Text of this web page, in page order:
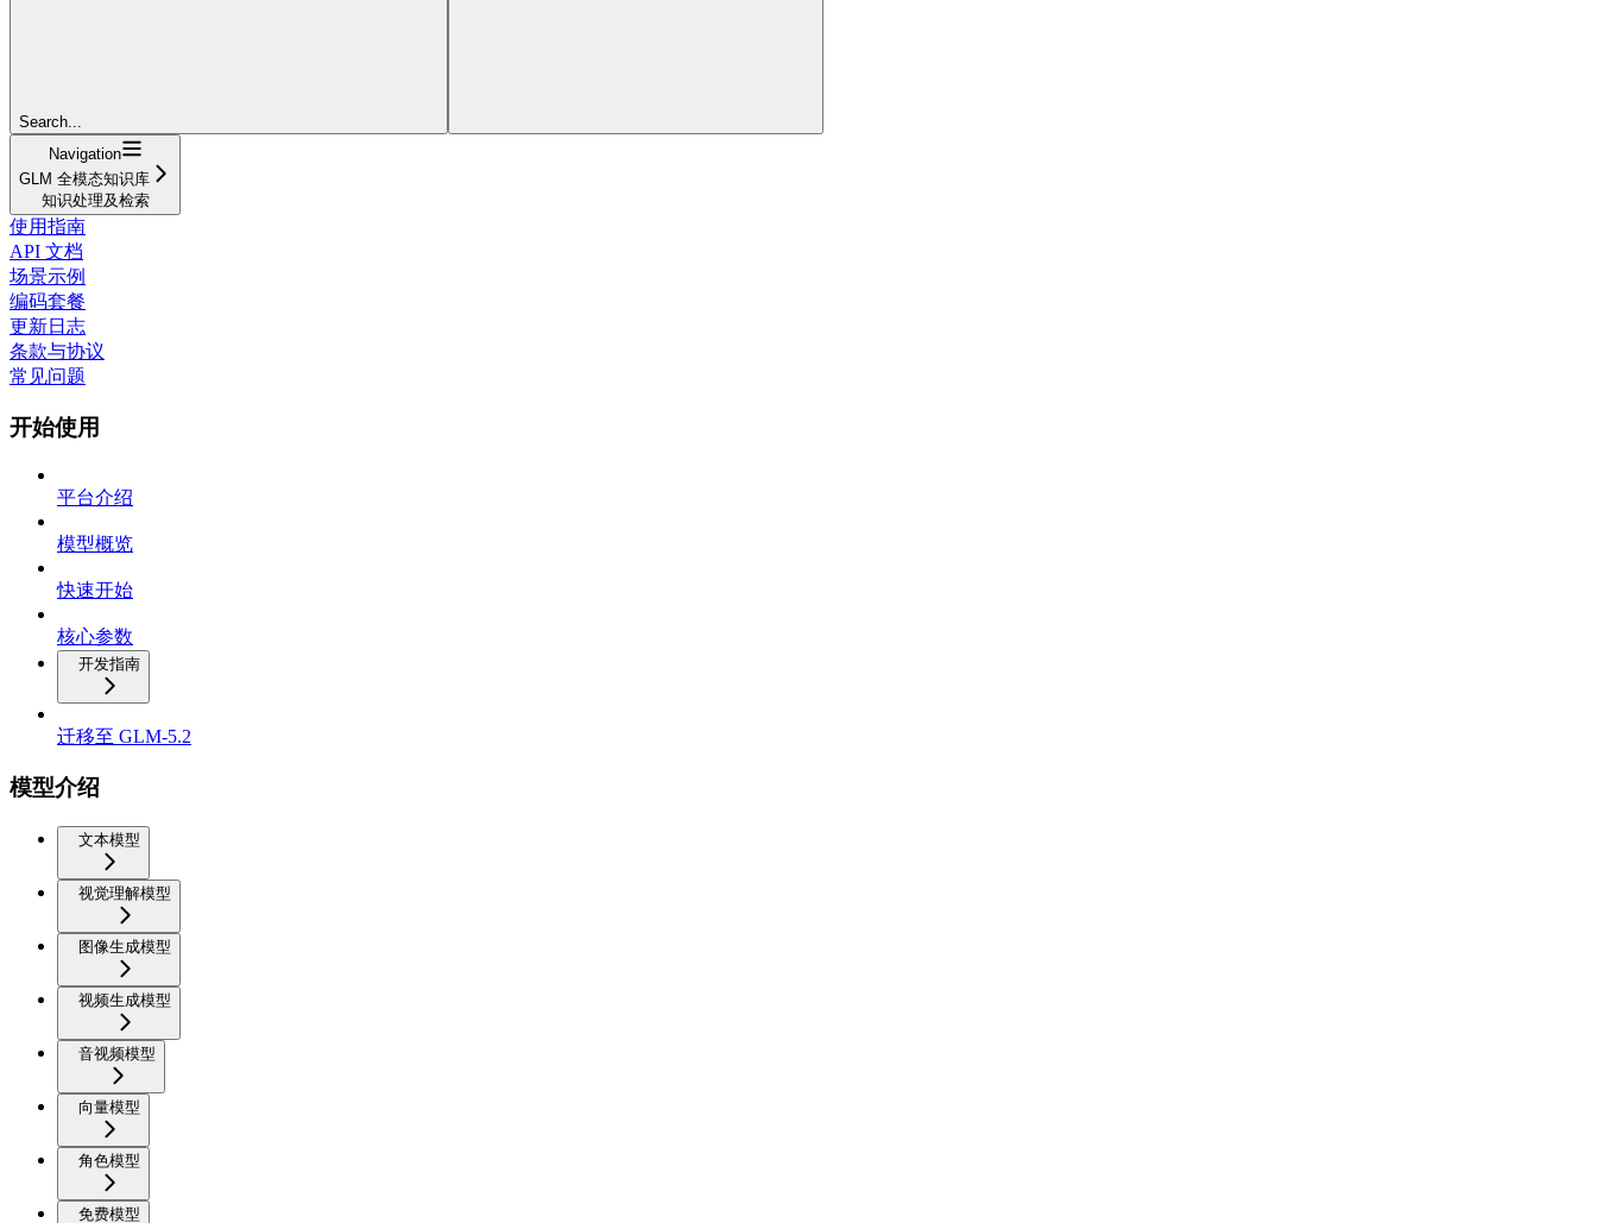
Search...
Navigation
GLM 全模态知识库
知识处理及检索
使用指南
API 文档
场景示例
编码套餐
更新日志
条款与协议
常见问题
开始使用
平台介绍
模型概览
快速开始
核心参数
开发指南
迁移至 GLM-5.2
模型介绍
文本模型
视觉理解模型
图像生成模型
视频生成模型
音视频模型
向量模型
角色模型
免费模型